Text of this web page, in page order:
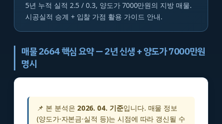
5년 누적 실적 2.5 / 0.3, 양도가 7000만원의 지방 매물.
시공실적 승계 + 입찰 가점 활용 가이드 안내.
매물 2664 핵심 요약 — 2년 신생 + 양도가 7000만원
명시
📌 본 분석은 2026. 04. 기준입니다. 매물 정보
(양도가·자본금·실적 등)는 시점에 따라 갱신될 수